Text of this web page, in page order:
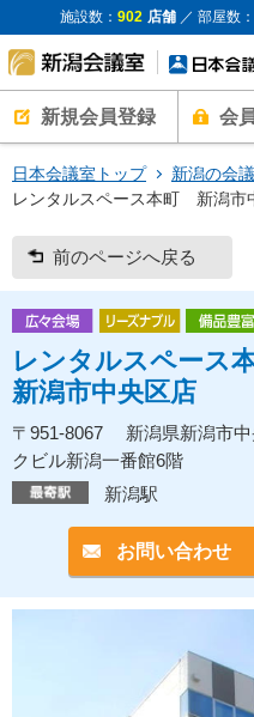
施設数： 902 店舗／ 部屋数：
新規会員登録 会
日本会議室トップ
新潟の会
レンタルスペース本町 新潟市
前のページへ戻る
レンタルスペース
新潟市中央区店
〒951-8067 新潟県新潟市
クビル新潟一番館6階
新潟駅
お問い合わせ